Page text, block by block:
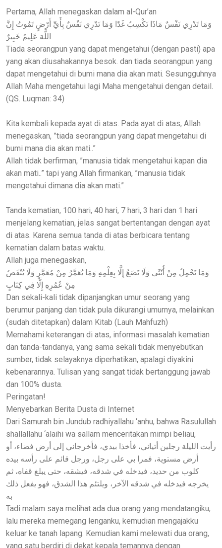
Pertama, Allah menegaskan dalam al-Qur’an
وَمَا تَدْرِي نَفْسٌ مَاذَا تَكْسِبُ غَدًا وَمَا تَدْرِي نَفْسٌ بِأَيِّ أَرْضٍ تَمُوتُ إِنَّ
اللَّهَ عَلِيمٌ خَبِيرٌ
Tiada seorangpun yang dapat mengetahui (dengan pasti) apa
yang akan diusahakannya besok. dan tiada seorangpun yang
dapat mengetahui di bumi mana dia akan mati. Sesungguhnya
Allah Maha mengetahui lagi Maha mengetahui dengan detail.
(QS. Luqman: 34)
Kita kembali kepada ayat di atas. Pada ayat di atas, Allah
menegaskan, ”tiada seorangpun yang dapat mengetahui di
bumi mana dia akan mati..”
Allah tidak berfirman, ”manusia tidak mengetahui kapan dia
akan mati..” tapi yang Allah firmankan, ”manusia tidak
mengetahui dimana dia akan mati.”
Tanda kematian, 100 hari, 40 hari, 7 hari, 3 hari dan 1 hari
menjelang kematian, jelas sangat bertentangan dengan ayat
di atas. Karena semua tanda di atas berbicara tentang
kematian dalam batas waktu.
Allah juga menegaskan,
وَمَا تَحْمِلُ مِنْ أُنْثَى وَلَا تَضَعُ إِلَّا بِعِلْمِهِ وَمَا يُعَمَّرُ مِنْ مُعَمَّرٍ وَلَا يُنْقَصُ
مِنْ عُمُرِهِ إِلَّا فِي كِتَابٍ
Dan sekali-kali tidak dipanjangkan umur seorang yang
berumur panjang dan tidak pula dikurangi umurnya, melainkan
(sudah ditetapkan) dalam Kitab (Lauh Mahfuzh)
Memahami keterangan di atas, informasi masalah kematian
dan tanda-tandanya, yang sama sekali tidak menyebutkan
sumber, tidak selayaknya diperhatikan, apalagi diyakini
kebenarannya. Tulisan yang sangat tidak bertanggung jawab
dan 100% dusta.
Peringatan!
Menyebarkan Berita Dusta di Internet
Dari Samurah bin Jundub radhiyallahu ‘anhu, bahwa Rasulullah
shallallahu ‘alaihi wa sallam menceritakan mimpi beliau,
رأيت الليلة رجلين أتياني، فأخذا بيدي، فأخرجاني إلى أرض فضاء، أو
أرض مستوية، فمرا بي على رجل، ورجل قائم على رأسه بيده
كلوب من حديد، فيدخله في شدقه، فيشقه، حتى يبلغ قفاه، ثم
يخرجه فيدخله في شدقه الآخر، ويلتئم هذا الشدق، فهو يفعل ذلك
به
Tadi malam saya melihat ada dua orang yang mendatangiku,
lalu mereka memegang lenganku, kemudian mengajakku
keluar ke tanah lapang. Kemudian kami melewati dua orang,
yang satu berdiri di dekat kepala temannya dengan